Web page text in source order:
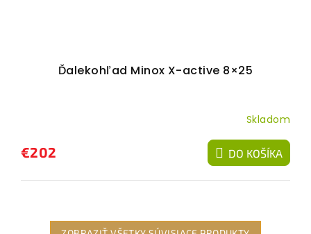
Ďalekohľad Minox X-active 8×25
Skladom
€202 DO KOŠÍKA